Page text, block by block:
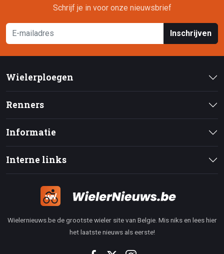
Schrijf je in voor onze nieuwsbrief
Inschrijven
Wielerploegen
Renners
Informatie
Interne links
Wielernieuws.be de grootste wieler site van Belgie. Mis niks en lees hier
het laatste nieuws als eerste!